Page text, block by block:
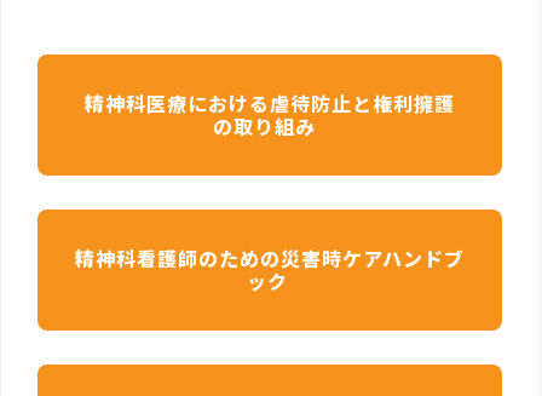
精神科医療における虐待防止と権利擁護
の取り組み
精神科看護師のための災害時ケアハンドブ
ック